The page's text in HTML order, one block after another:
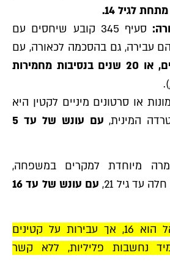
סעיף 345 קובע שיחסים עם
מתחת לגיל 14 הם עבירה, גם בהסכמה לכאורה, עם
).
או סרטונים מיניים לקטין היא
המינית,
עם עונש של עד 5
מיוחדת למקרים במשפחה,
עד גיל 21,
עם עונש של עד 16
גיל ההסכמה בישראל הוא 16, אך עבירות על קטינים
לגיל 14 תמיד נחשבות פליליות, ללא קשר